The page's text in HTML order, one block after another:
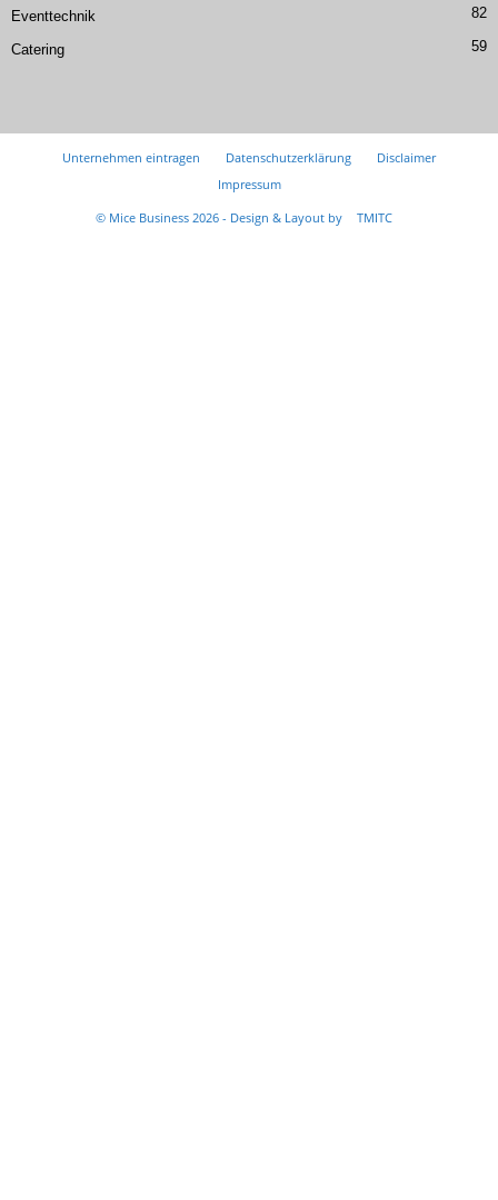
Eventtechnik 82
Catering 59
Unternehmen eintragen Datenschutzerklärung
Disclaimer
Impressum
© Mice Business 2026 - Design & Layout by
TMITC